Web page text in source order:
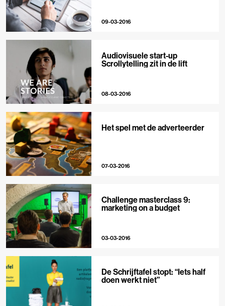
09-03-2016
Audiovisuele start-up
Scrollytelling zit in de lift
08-03-2016
Het spel met de adverteerder
07-03-2016
Challenge masterclass 9:
marketing on a budget
03-03-2016
De Schrijftafel stopt: “Iets half
doen werkt niet”